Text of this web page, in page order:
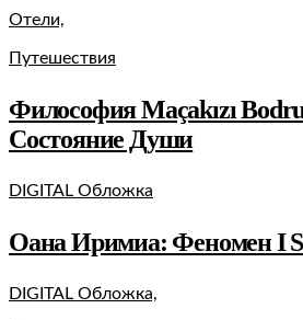
Отели,
Путешествия
Философия Maçakızı
Cостояние Души
DIGITAL Обложка
Оана Иримиа: Феномен I
DIGITAL Обложка,